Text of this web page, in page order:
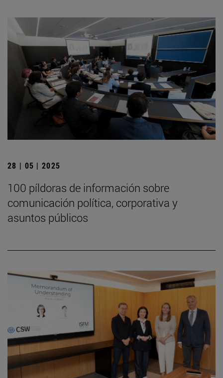
28 | 05 | 2025
100 píldoras de información sobre
comunicación política, corporativa y
asuntos públicos